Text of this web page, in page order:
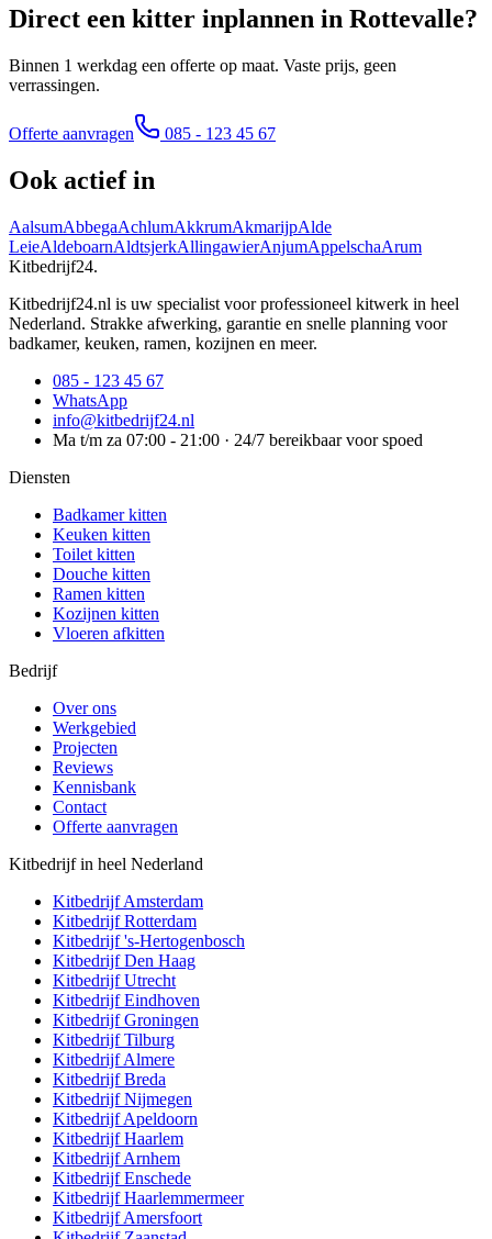
Direct een kitter inplannen in Rottevalle?
Binnen 1 werkdag een offerte op maat. Vaste prijs, geen
verrassingen.
Offerte aanvragen 085 - 123 45 67
Ook actief in
AalsumAbbegaAchlumAkkrumAkmarijpAlde
LeieAldeboarnAldtsjerkAllingawierAnjumAppelschaArum
Kitbedrijf24.
Kitbedrijf24.nl is uw specialist voor professioneel kitwerk in heel
Nederland. Strakke afwerking, garantie en snelle planning voor
badkamer, keuken, ramen, kozijnen en meer.
085 - 123 45 67
WhatsApp
info@kitbedrijf24.nl
Ma t/m za 07:00 - 21:00 · 24/7 bereikbaar voor spoed
Diensten
Badkamer kitten
Keuken kitten
Toilet kitten
Douche kitten
Ramen kitten
Kozijnen kitten
Vloeren afkitten
Bedrijf
Over ons
Werkgebied
Projecten
Reviews
Kennisbank
Contact
Offerte aanvragen
Kitbedrijf in heel Nederland
KitbedrijfAmsterdam
KitbedrijfRotterdam
Kitbedrijf's-Hertogenbosch
KitbedrijfDen Haag
KitbedrijfUtrecht
KitbedrijfEindhoven
KitbedrijfGroningen
KitbedrijfTilburg
KitbedrijfAlmere
KitbedrijfBreda
KitbedrijfNijmegen
KitbedrijfApeldoorn
KitbedrijfHaarlem
KitbedrijfArnhem
KitbedrijfEnschede
KitbedrijfHaarlemmermeer
KitbedrijfAmersfoort